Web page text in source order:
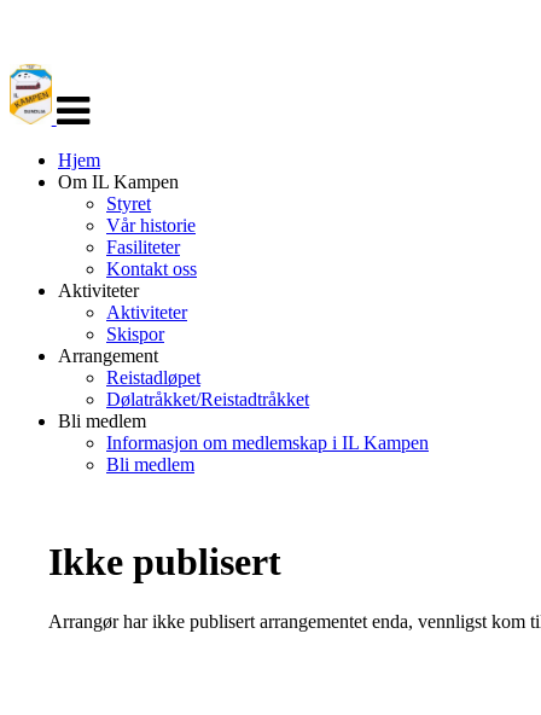
navigasjon
Hjem
Om IL Kampen
Styret
Vår historie
Fasiliteter
Kontakt oss
Aktiviteter
Aktiviteter
Skispor
Arrangement
Reistadløpet
Dølatråkket/Reistadtråkket
Bli medlem
Informasjon om medlemskap i IL Kampen
Bli medlem
Ikke publisert
Arrangør har ikke publisert arrangementet enda, vennligst kom